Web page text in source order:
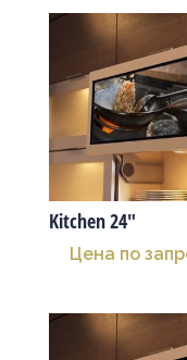
Kitchen 24″
Цена по